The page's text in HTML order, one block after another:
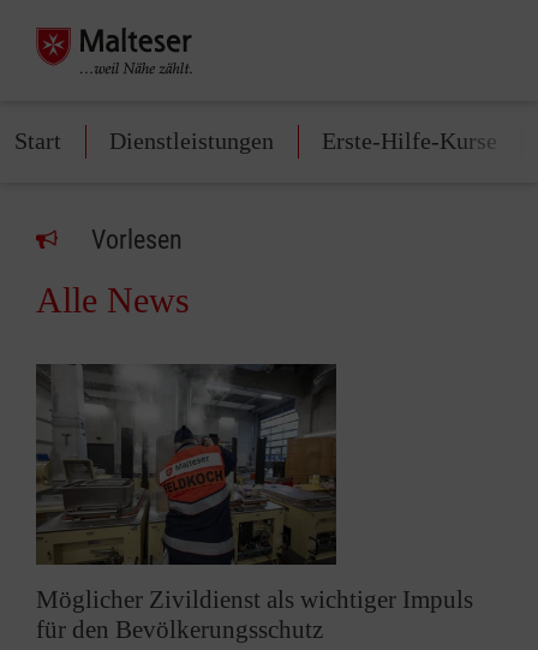
Start Dienstleistungen Erste-Hilfe-Kurse
Vorlesen
Alle News
Möglicher Zivildienst als wichtiger Impuls
für den Bevölkerungsschutz